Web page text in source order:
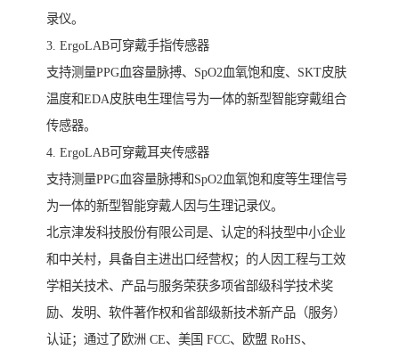
录仪。
3. ErgoLAB可穿戴手指传感器
支持测量PPG血容量脉搏、SpO2血氧饱和度、SKT皮肤
温度和EDA皮肤电生理信号为一体的新型智能穿戴组合
传感器。
4. ErgoLAB可穿戴耳夹传感器
支持测量PPG血容量脉搏和SpO2血氧饱和度等生理信号
为一体的新型智能穿戴人因与生理记录仪。
北京津发科技股份有限公司是、认定的科技型中小企业
和中关村，具备自主进出口经营权；的人因工程与工效
学相关技术、产品与服务荣获多项省部级科学技术奖
励、发明、软件著作权和省部级新技术新产品（服务）
认证；通过了欧洲 CE、美国 FCC、欧盟 RoHS、